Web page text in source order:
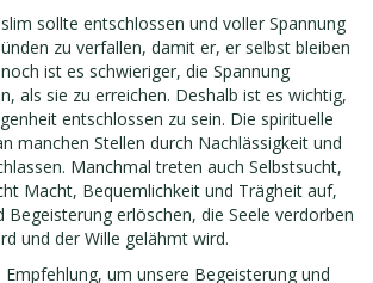
sollte entschlossen und voller Spannung
zu verfallen, damit er, er selbst bleiben
ist es schwieriger, die Spannung
als sie zu erreichen. Deshalb ist es wichtig,
entschlossen zu sein. Die spirituelle
manchen Stellen durch Nachlässigkeit und
Manchmal treten auch Selbstsucht,
Macht, Bequemlichkeit und Trägheit auf,
Begeisterung erlöschen, die Seele verdorben
und der Wille gelähmt wird.
Empfehlung, um unsere Begeisterung und